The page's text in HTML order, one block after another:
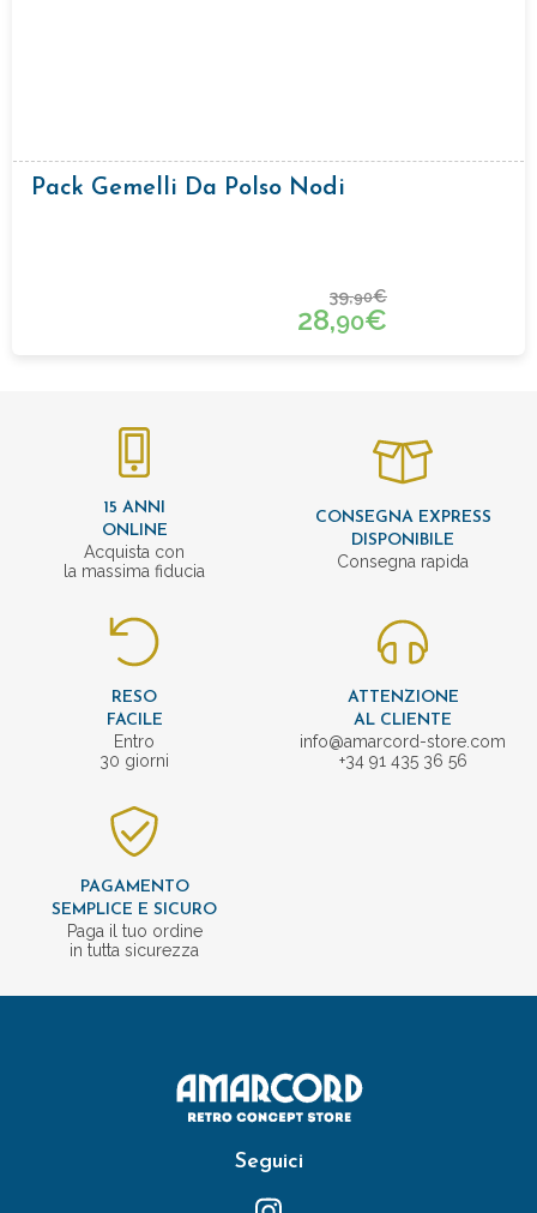
Pack Gemelli Da Polso Nodi
39,90€
28,90€
15 ANNI
ONLINE
Acquista con
la massima fiducia
CONSEGNA EXPRESS
DISPONIBILE
Consegna rapida
RESO
FACILE
Entro
30 giorni
ATTENZIONE
AL CLIENTE
info@amarcord-store.com
+34 91 435 36 56
PAGAMENTO
SEMPLICE E SICURO
Paga il tuo ordine
in tutta sicurezza
Seguici